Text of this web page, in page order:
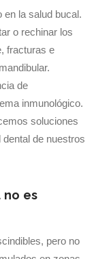
en la salud bucal.
o rechinar los
fracturas e
de
inmunológico.
soluciones
de nuestros
no es
pero no